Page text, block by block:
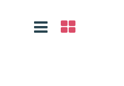
Lista